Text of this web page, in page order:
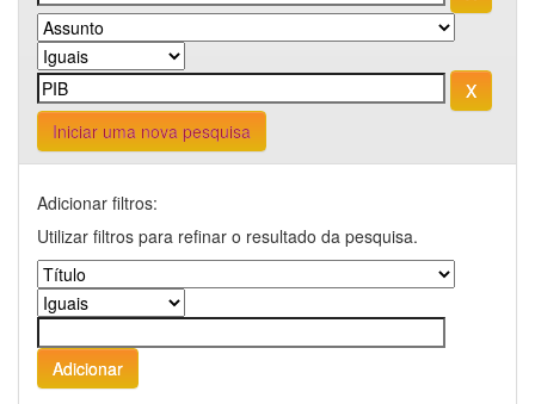
Iniciar uma nova pesquisa
Adicionar filtros:
Utilizar filtros para refinar o resultado da pesquisa.